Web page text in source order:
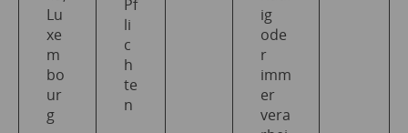
Lu
xe
m
bo
ur
g
Pf
li
c
h
te
n
ig
ode
r
imm
er
vera